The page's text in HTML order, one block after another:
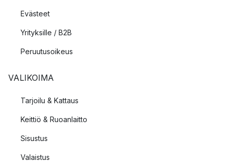
Evästeet
Yrityksille / B2B
Peruutusoikeus
VALIKOIMA
Tarjoilu & Kattaus
Keittiö & Ruoanlaitto
Sisustus
Valaistus